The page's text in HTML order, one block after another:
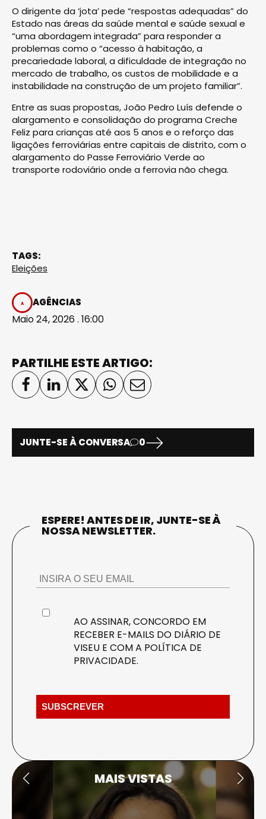
O dirigente da ‘jota’ pede “respostas adequadas” do
Estado nas áreas da saúde mental e saúde sexual e
“uma abordagem integrada” para responder a
problemas como o “acesso à habitação, a
precariedade laboral, a dificuldade de integração no
mercado de trabalho, os custos de mobilidade e a
instabilidade na construção de um projeto familiar”.
Entre as suas propostas, João Pedro Luís defende o
alargamento e consolidação do programa Creche
Feliz para crianças até aos 5 anos e o reforço das
ligações ferroviárias entre capitais de distrito, com o
alargamento do Passe Ferroviário Verde ao
transporte rodoviário onde a ferrovia não chega.
TAGS:
Eleições
AGÊNCIAS
Maio 24, 2026 . 16:00
PARTILHE ESTE ARTIGO:
JUNTE-SE À CONVERSA 0
ESPERE! ANTES DE IR, JUNTE-SE À
NOSSA NEWSLETTER.
AO ASSINAR, CONCORDO EM
RECEBER E-MAILS DO DIÁRIO DE
VISEU E COM A POLÍTICA DE
PRIVACIDADE.
MAIS VISTAS